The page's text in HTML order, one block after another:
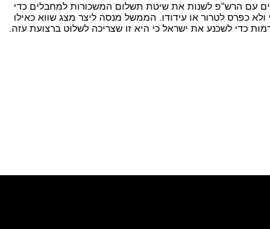
עם הרש"פ לשנות את שיטת תשלום המשכורות למחבלים כדי
ולא כפרס לטרור או עידודו. הממשל מנסה ליצר מצג שווא כאילו
כדי לשכנע את ישראל כי היא זו שצריכה לשלוט ברצועת עזה.